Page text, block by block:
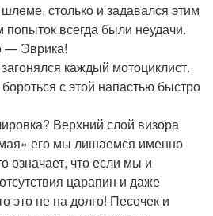
столько и задавался этим
попыток всегда были неудачи.
— Эврика!
каждый мотоциклист.
с этой напастью быстро
Верхний слой визора
его мы лишаемся именно
означает, что если мы и
царапин и даже
это не на долго! Песочек и